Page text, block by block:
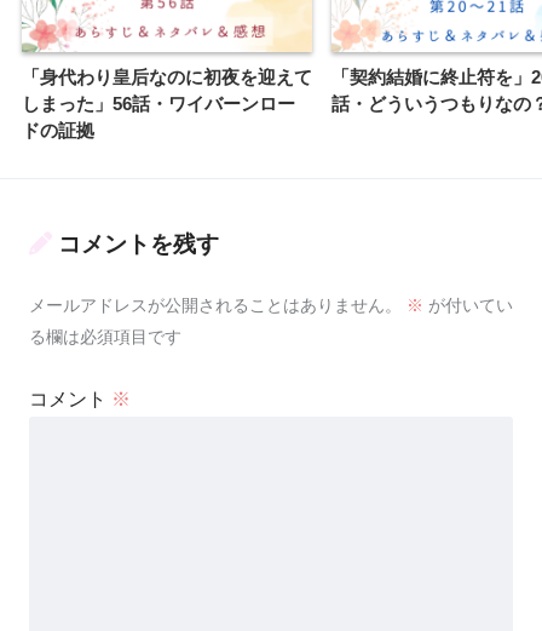
「身代わり皇后なのに初夜を迎えて
しまった」56話・ワイバーンロー
ドの証拠
「契約結婚に終止符を」
話・どういうつもりなの
コメントを残す
メールアドレスが公開されることはありません。 ※ が付いてい
る欄は必須項目です
コメント ※